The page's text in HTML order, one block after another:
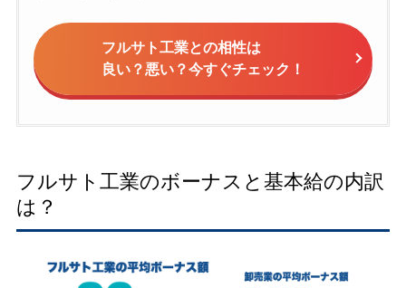
フルサト工業との相性は
良い？悪い？今すぐチェック！
フルサト工業のボーナスと基本給の内訳
は？